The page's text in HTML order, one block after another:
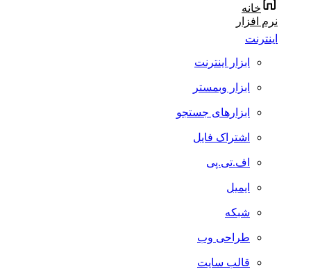
خانه
نرم افزار
اینترنت
ابزار اینترنت
ابزار وبمستر
ابزارهای جستجو
اشتراک فایل
اف.تی.پی
ایمیل
شبکه
طراحی وب
قالب سایت